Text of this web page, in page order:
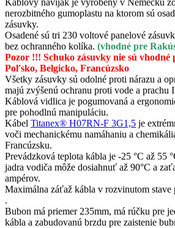
nerozbitného gumoplastu na ktorom sú
zásuvky.
Osadené sú tri 230 voltové panelové
bez ochranného kolíka. (vhodné pre
Pozor !!! Schuko zásuvky nie sú vhodné
Poľsko, Belgicko, Francúzsko
Všetky zásuvky sú odolné proti nárazu a
majú zvýšenú ochranu proti vode a prachu
Káblová vidlica je pogumovaná a
pre pohodlnú manipuláciu.
Kábel Titanex® H07RN-F 3G1,5 je
voči mechanickému namáhaniu a
Francúzsku.
Prevádzková teplota kábla je -25 °C až 55
jadra vodiča môže dosiahnuť až 90°C a
ampérov.
Maximálna záťaž kábla v rozvinutom
.
Bubon má priemer 235mm, má rúčku pre
kábla a zabudovanú brzdu pre zaistenie